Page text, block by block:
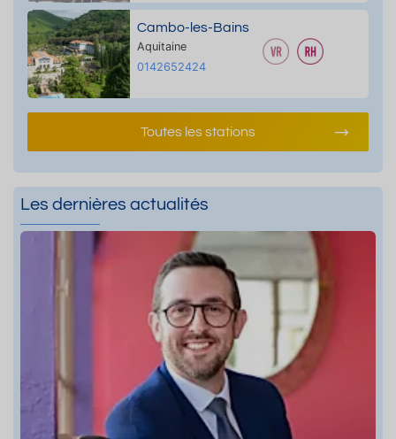
Cambo-les-Bains
Aquitaine
0142652424
Toutes les stations
Les dernières actualités